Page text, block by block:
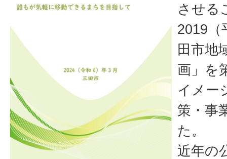
させる
2019（
田市地
画」を
イメー
策・事
た。
近年の